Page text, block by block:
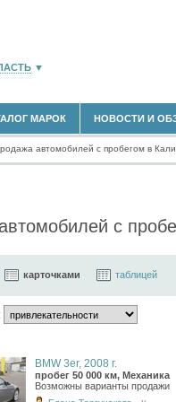
▼
(14298)
МАРОК НОВОСТИ И
НОВОСТИ
ВЫСТАВКИ И
автомобилей с пробегом в
с
карточками таблицей
BMW 3er, 2008 г.
пробег 50 000 км, Механика
Возможны варианты продажи